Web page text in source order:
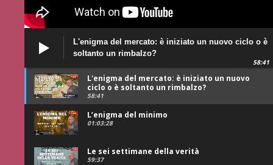
L'enigma del mercato: è iniziato un nuovo ciclo o è
soltanto un rimbalzo?
58:41
L'enigma del mercato: è iniziato un nuovo
ciclo o è soltanto un rimbalzo?
58:41
L’enigma del minimo
01:03:28
Le sei settimane della verità
59:37